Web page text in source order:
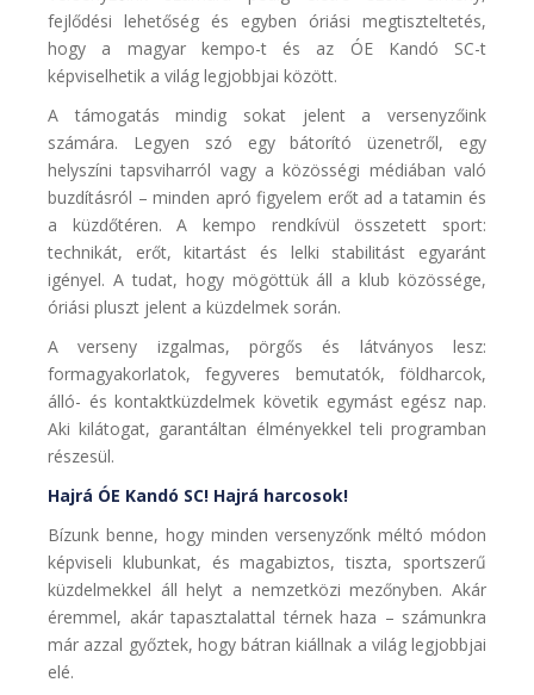
fejlődési lehetőség és egyben óriási megtiszteltetés,
hogy a magyar kempo-t és az ÓE Kandó SC-t
képviselhetik a világ legjobbjai között.
A támogatás mindig sokat jelent a versenyzőink
számára. Legyen szó egy bátorító üzenetről, egy
helyszíni tapsviharról vagy a közösségi médiában való
buzdításról – minden apró figyelem erőt ad a tatamin és
a küzdőtéren. A kempo rendkívül összetett sport:
technikát, erőt, kitartást és lelki stabilitást egyaránt
igényel. A tudat, hogy mögöttük áll a klub közössége,
óriási pluszt jelent a küzdelmek során.
A verseny izgalmas, pörgős és látványos lesz:
formagyakorlatok, fegyveres bemutatók, földharcok,
álló- és kontaktküzdelmek követik egymást egész nap.
Aki kilátogat, garantáltan élményekkel teli programban
részesül.
Hajrá ÓE Kandó SC! Hajrá harcosok!
Bízunk benne, hogy minden versenyzőnk méltó módon
képviseli klubunkat, és magabiztos, tiszta, sportszerű
küzdelmekkel áll helyt a nemzetközi mezőnyben. Akár
éremmel, akár tapasztalattal térnek haza – számunkra
már azzal győztek, hogy bátran kiállnak a világ legjobbjai
elé.